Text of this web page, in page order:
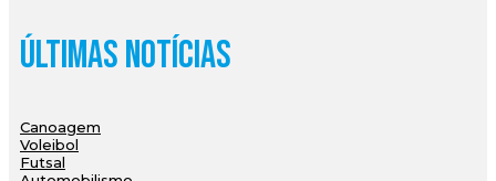
Últimas Notícias
Canoagem
Voleibol
Futsal